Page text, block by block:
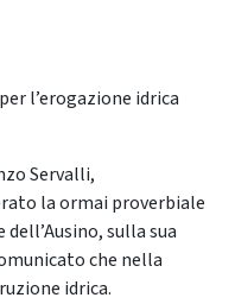
l’erogazione idrica
Servalli,
la ormai proverbiale
sulla sua
che nella
idrica.